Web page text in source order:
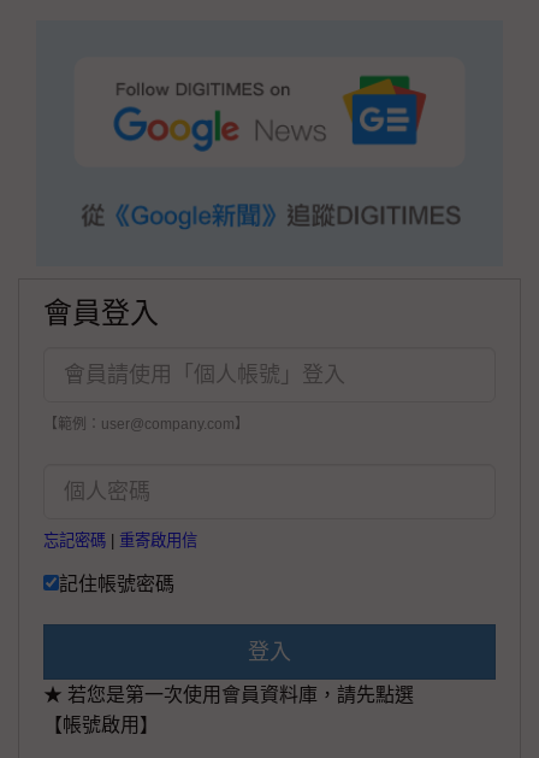
會員登入
【範例：user@company.com】
忘記密碼 重寄啟用信
記住帳號密碼
登入
★ 若您是第一次使用會員資料庫，請先點選
【帳號啟用】